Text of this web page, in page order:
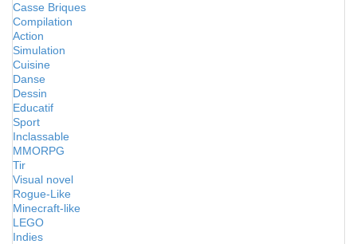
Casse Briques
Compilation
Action
Simulation
Cuisine
Danse
Dessin
Educatif
Sport
Inclassable
MMORPG
Tir
Visual novel
Rogue-Like
Minecraft-like
LEGO
Indies